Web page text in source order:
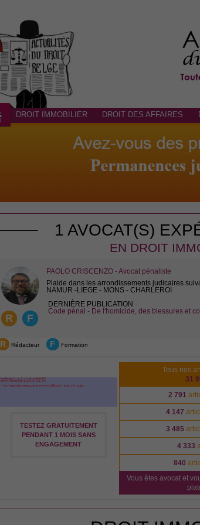
DROIT IMMOBILIER DROIT DES AFFAIRES
1 AVOCAT(S)
EN DROIT
R F
PAOLO CRISCENZO - Avocat pénaliste
Plaide dans les arrondissements judicaires
NAMUR -LIEGE - MONS - CHARLEROI
DERNIÈRE PUBLICATION
Code pénal - De l'homicide, des blessures et
R Rédacteur F Formation
TESTEZ GRATUITEMENT
PENDANT 1 MOIS SANS
ENGAGEMENT
Tous nos
31
2 791
4 147
3 485
4 333
840
Vous êtes avocat et